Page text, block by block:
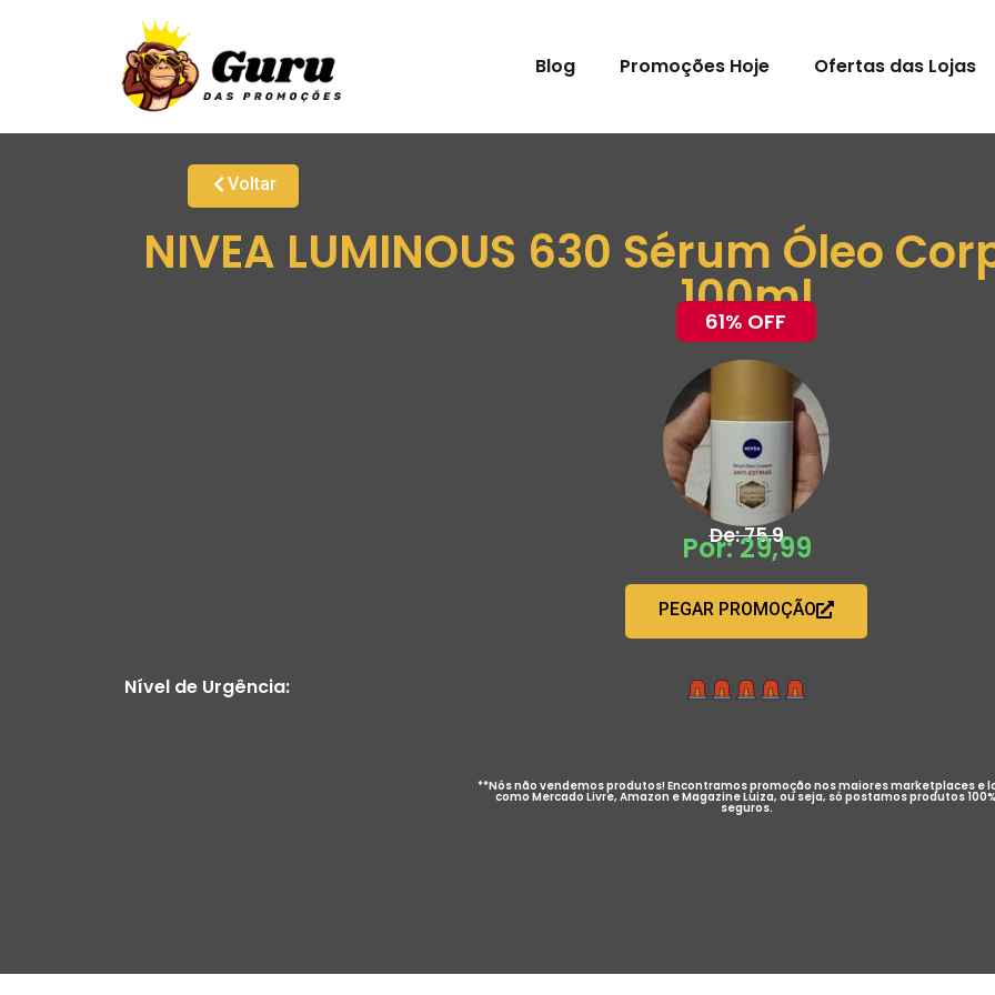
Blog Promoções Hoje Ofertas das Lojas
Voltar
NIVEA LUMINOUS 630 Sérum Óleo
100ml
61% OFF
De: 75,9
Por: 29,99
PEGAR PROMOÇÃO
Nível de Urgência:
**Nós não vendemos produtos! Encontramos promoção nos maiores marketplaces e
como Mercado Livre, Amazon e Magazine Luiza, ou seja, só postamos produtos 100%
seguros.